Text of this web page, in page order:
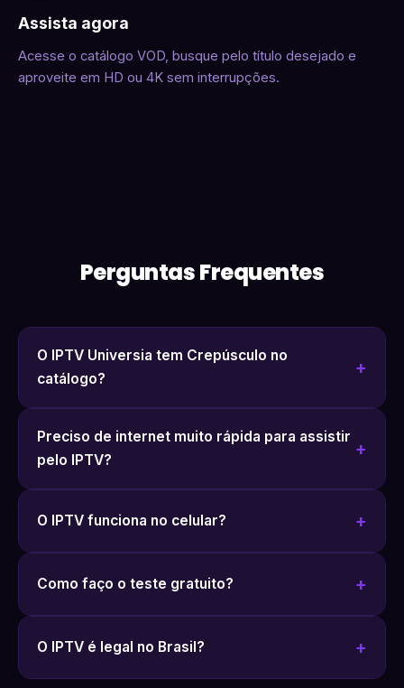
Assista agora
Acesse o catálogo VOD, busque pelo título desejado e
aproveite em HD ou 4K sem interrupções.
Perguntas Frequentes
O IPTV Universia tem Crepúsculo no
catálogo?
Preciso de internet muito rápida para assistir
pelo IPTV?
O IPTV funciona no celular?
Como faço o teste gratuito?
O IPTV é legal no Brasil?